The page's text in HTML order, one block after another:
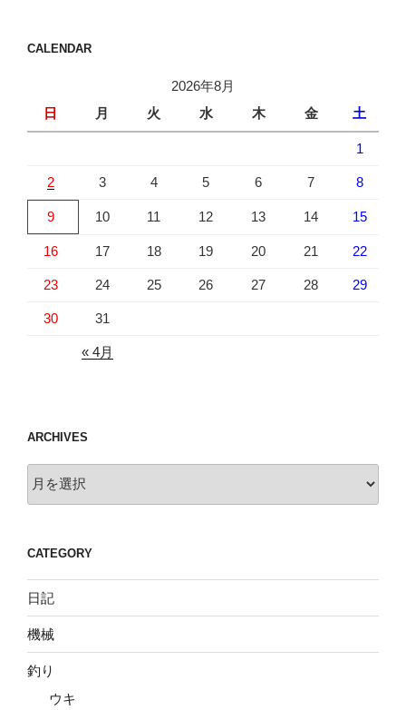
ン
CALENDAR
2026年8月
日
月 火 水 木 金 土
1
2 3 4 5 6 7 8
9 10 11 12 13 14 15
16 17 18 19 20 21 22
23 24 25 26 27 28 29
30 31
« 4月
ARCHIVES
CATEGORY
日記
機械
釣り
ウキ